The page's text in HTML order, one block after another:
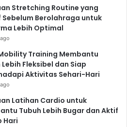
dan memperkuat sistem
angkat beban, push-up,
ini membantu membangun
kekuatan tulang.
Seperti yoga atau pilates.
fleksibilitas tubuh dan
Stretching Routine yang
Sebelum Berolahraga untuk
Lebih Optimal
Training Membantu
Lebih Fleksibel dan Siap
Aktivitas Sehari-Hari
Latihan Cardio untuk
Tubuh Lebih Bugar dan Aktif
Hari